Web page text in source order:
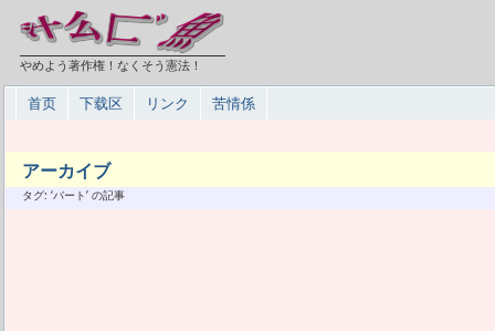
やめよう著作権！なくそう憲法！
首页 下载区 リンク 苦情係
アーカイブ
タグ: ‘バート’ の記事